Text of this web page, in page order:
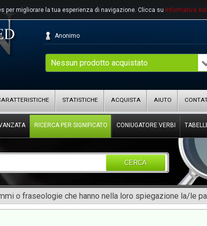
per migliorare la tua esperienza di navigazione. Clicca su Informativa
Nessun prodotto acquistato
Anonimo
STATISTICHE ACQUISTA AIUTO
RICERCA PER SIGNIFICATO CONIUGATORE VERBI
CERCA
o fraseologie che hanno nella loro spiegazione la/le